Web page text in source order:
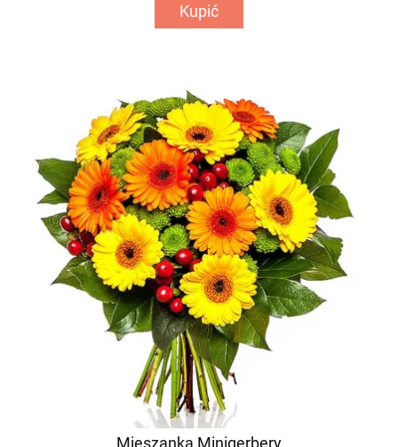
Kupić
Mieszanka Minigerbery